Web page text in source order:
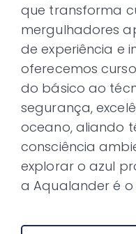
que transforma
mergulhadores
de experiência e
oferecemos
do básico ao
segurança,
oceano, aliando
consciência
explorar o azul
a Aqualander é